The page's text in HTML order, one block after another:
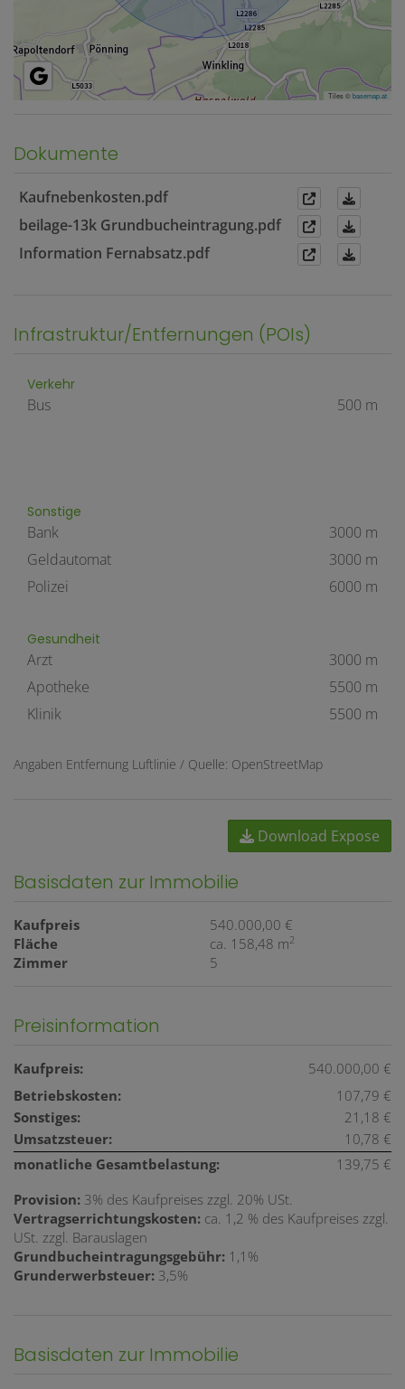
Tiles ©basemap.at
Dokumente
Kaufnebenkosten.pdf
beilage-13k Grundbucheintragung.pdf
Information Fernabsatz.pdf
Infrastruktur/Entfernungen (POIs)
Verkehr
Bus 500 m
Sonstige
Bank
3000 m
Geldautomat
3000 m
Polizei
6000 m
Gesundheit
Arzt
3000 m
Apotheke
5500 m
Klinik
5500 m
Angaben Entfernung Luftlinie / Quelle: OpenStreetMap
Download Expose
Basisdaten zur Immobilie
Kaufpreis
540.000,00 €
Fläche
ca. 158,48 m2
Zimmer 5
Preisinformation
Kaufpreis:
540.000,00 €
Betriebskosten:
107,79 €
Sonstiges:
21,18 €
Umsatzsteuer:
10,78 €
monatliche Gesamtbelastung:
139,75 €
Provision: 3% des Kaufpreises zzgl. 20% USt.
Vertragserrichtungskosten: ca. 1,2 % des Kaufpreises zzgl.
USt. zzgl. Barauslagen
Grundbucheintragungsgebühr: 1,1%
Grunderwerbsteuer: 3,5%
Basisdaten zur Immobilie